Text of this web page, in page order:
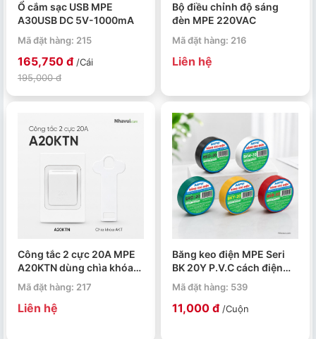
Ổ cắm sạc USB MPE
A30USB DC 5V-1000mA
Mã đặt hàng: 215
165,750 đ /Cái
195,000 đ
Bộ điều chỉnh độ sáng
đèn MPE 220VAC
Mã đặt hàng: 216
Liên hệ
Công tắc 2 cực 20A MPE
A20KTN dùng chìa khóa
và chìa khóa AKT
Mã đặt hàng: 217
Liên hệ
Băng keo điện MPE Seri
BK 20Y P.V.C cách điện
nhiều màu
Mã đặt hàng: 539
11,000 đ /Cuộn